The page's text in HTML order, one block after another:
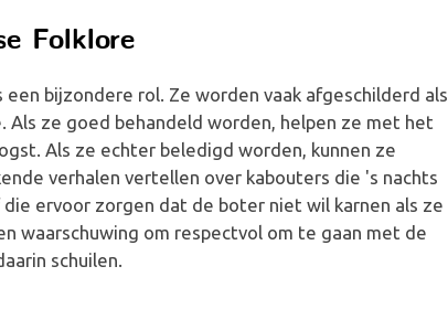
Folklore
bijzondere rol. Ze worden vaak afgeschilderd als
Als ze goed behandeld worden, helpen ze met het
Als ze echter beledigd worden, kunnen ze
verhalen vertellen over kabouters die 's nachts
ervoor zorgen dat de boter niet wil karnen als ze
waarschuwing om respectvol om te gaan met de
schuilen.